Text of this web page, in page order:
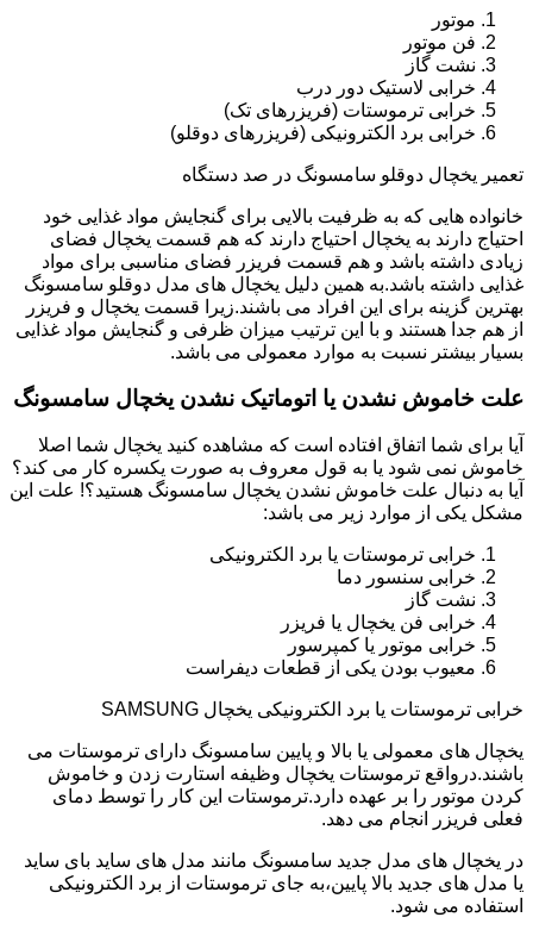
موتور
فن موتور
نشت گاز
خرابی لاستیک دور درب
خرابی ترموستات (فریزرهای تک)
خرابی برد الکترونیکی (فریزرهای دوقلو)
تعمیر یخچال دوقلو سامسونگ در صد دستگاه
خانواده هایی که به ظرفیت بالایی برای گنجایش مواد غذایی خود
احتیاج دارند به یخچال احتیاج دارند که هم قسمت یخچال فضای
زیادی داشته باشد و هم قسمت فریزر فضای مناسبی برای مواد
غذایی داشته باشد.به همین دلیل یخچال های مدل دوقلو سامسونگ
بهترین گزینه برای این افراد می باشند.زیرا قسمت یخچال و فریزر
از هم جدا هستند و با این ترتیب میزان ظرفی و گنجایش مواد غذایی
بسیار بیشتر نسبت به موارد معمولی می باشد.
علت خاموش نشدن یا اتوماتیک نشدن یخچال سامسونگ
آیا برای شما اتفاق افتاده است که مشاهده کنید یخچال شما اصلا
خاموش نمی شود یا به قول معروف به صورت یکسره کار می کند؟
آیا به دنبال علت خاموش نشدن یخچال سامسونگ هستید؟! علت این
مشکل یکی از موارد زیر می باشد:
خرابی ترموستات یا برد الکترونیکی
خرابی سنسور دما
نشت گاز
خرابی فن یخچال یا فریزر
خرابی موتور یا کمپرسور
معیوب بودن یکی از قطعات دیفراست
خرابی ترموستات یا برد الکترونیکی یخچال SAMSUNG
یخچال های معمولی یا بالا و پایین سامسونگ دارای ترموستات می
باشند.درواقع ترموستات یخچال وظیفه استارت زدن و خاموش
کردن موتور را بر عهده دارد.ترموستات این کار را توسط دمای
فعلی فریزر انجام می دهد.
در یخچال های مدل جدید سامسونگ مانند مدل های ساید بای ساید
یا مدل های جدید بالا پایین،به جای ترموستات از برد الکترونیکی
استفاده می شود.